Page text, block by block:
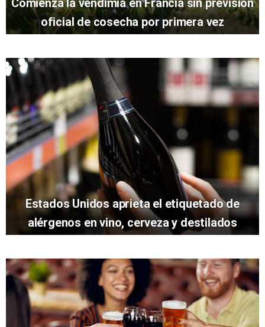
Comienza la vendimia en Francia sin previsión
oficial de cosecha por primera vez
Estados Unidos aprieta el etiquetado de
alérgenos en vino, cerveza y destilados